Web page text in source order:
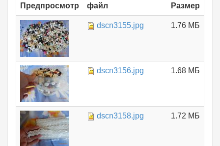
Предпросмотр
файл
Размер
dscn3155.jpg 1.76 МБ
dscn3156.jpg 1.68 МБ
dscn3158.jpg 1.72 МБ